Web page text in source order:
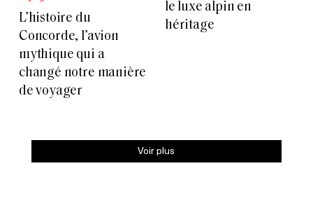
L’histoire du
Concorde, l’avion
mythique qui a
changé notre manière
de voyager
le luxe alpin en
héritage
Voir plus